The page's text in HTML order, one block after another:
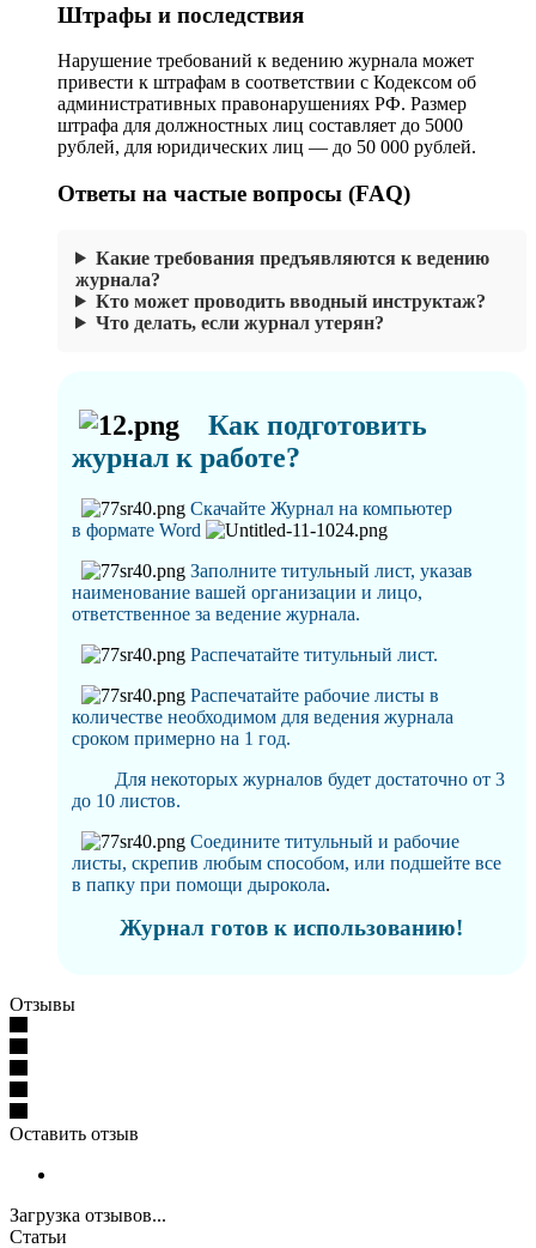
Штрафы и последствия
Нарушение требований к ведению журнала может
привести к штрафам в соответствии с Кодексом об
административных правонарушениях РФ. Размер
штрафа для должностных лиц составляет до 5000
рублей, для юридических лиц — до 50 000 рублей.
Ответы на частые вопросы (FAQ)
Какие требования предъявляются к ведению
журнала?
Кто может проводить вводный инструктаж?
Что делать, если журнал утерян?
Как подготовить
журнал к работе?
Скачайте Журнал на компьютер
в формате Word
Заполните титульный лист, указав
наименование вашей организации и лицо,
ответственное за ведение журнала.
Распечатайте титульный лист.
Распечатайте рабочие листы в
количестве необходимом для ведения журнала
сроком примерно на 1 год.
Для некоторых журналов будет достаточно от 3
до 10 листов.
Соедините титульный и рабочие
листы, скрепив любым способом, или подшейте все
в папку при помощи дырокола.
Журнал готов к использованию!
Отзывы
Оставить отзыв
Загрузка отзывов...
Статьи